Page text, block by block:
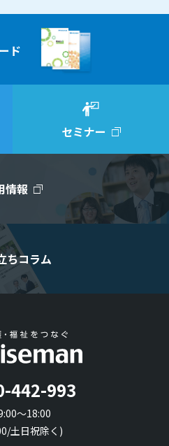
ド
セミナー
情報
ちコラム
442-993
～18:00
土日祝除く)